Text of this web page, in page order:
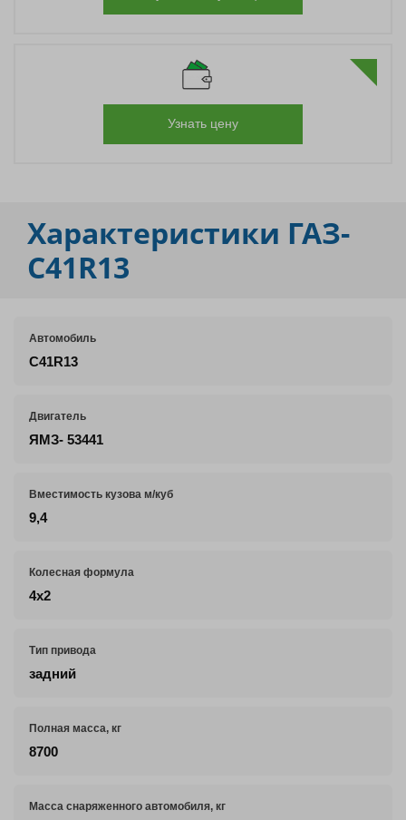
Узнать цену
Характеристики ГАЗ-
C41R13
Автомобиль
C41R13
Двигатель
ЯМЗ- 53441
Вместимость кузова м/куб
9,4
Колесная формула
4х2
Тип привода
задний
Полная масса, кг
8700
Масса снаряженного автомобиля, кг